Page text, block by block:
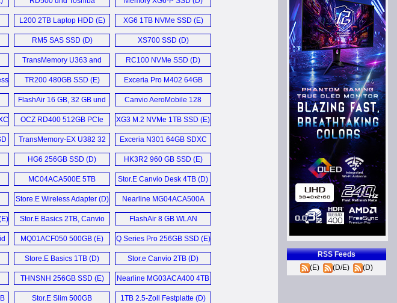
RC500 (D)
L200 2TB Laptop HDD (E) XG6 1TB NVMe SSD (E)
RM5 SAS SSD (D) XS700 SSD (D)
TransMemory U363 and
U364 128GB USB 3.0 (E)
RC100 NVMe SSD (D)
TR200 480GB SSD (E)
Exceria Pro M402 64GB
microSDXC (D)
FlashAir 16 GB, 32 GB und
64 GB (D)
Canvio AeroMobile 128
GB (D)
OCZ RD400 512GB PCIe
NVMe M.2 SSD (E)
XG3 M.2 NVMe 1TB SSD (E)
TransMemory-EX U382 32
GB Typ-A und Typ-C Stick (D)
Exceria N301 64GB SDXC
Card (E)
HG6 256GB SSD (D) HK3R2 960 GB SSD (E)
MC04ACA500E 5TB
Festplatten (D)
Stor.E Canvio Desk 4TB (D)
Store.E Wireless Adapter (D)
Nearline MG04ACA500A
5TB HDD (E)
Stor.E Basics 2TB, Canvio
1TB, Slim 500GB und WD
My Passport Ultra (D)
FlashAir 8 GB WLAN
SDHC (D)
MQ01ACF050 500GB (E) Q Series Pro 256GB SSD (E)
Store.E Basics 1TB (D) Stor.e Canvio 2TB (D)
THNSNH 256GB SSD (E)
Nearline MG03ACA400 4TB
SATA3 HDD (E)
Stor.E Slim 500GB
1TB 2.5-Zoll Festplatte (D)
RSS Feeds
(E)
(D/E) (D)